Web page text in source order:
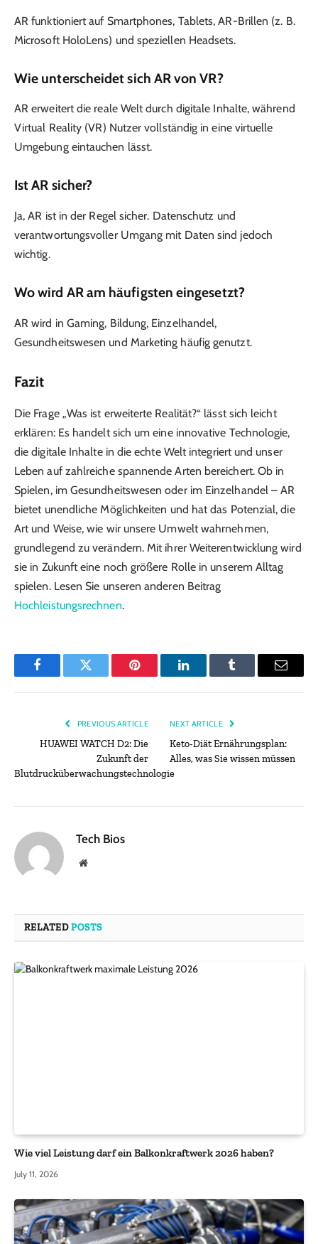
AR funktioniert auf Smartphones, Tablets, AR-Brillen (z. B.
Microsoft HoloLens) und speziellen Headsets.
Wie unterscheidet sich AR von VR?
AR erweitert die reale Welt durch digitale Inhalte, während
Virtual Reality (VR) Nutzer vollständig in eine virtuelle
Umgebung eintauchen lässt.
Ist AR sicher?
Ja, AR ist in der Regel sicher. Datenschutz und
verantwortungsvoller Umgang mit Daten sind jedoch
wichtig.
Wo wird AR am häufigsten eingesetzt?
AR wird in Gaming, Bildung, Einzelhandel,
Gesundheitswesen und Marketing häufig genutzt.
Fazit
Die Frage „Was ist erweiterte Realität?“ lässt sich leicht
erklären: Es handelt sich um eine innovative Technologie,
die digitale Inhalte in die echte Welt integriert und unser
Leben auf zahlreiche spannende Arten bereichert. Ob in
Spielen, im Gesundheitswesen oder im Einzelhandel – AR
bietet unendliche Möglichkeiten und hat das Potenzial, die
Art und Weise, wie wir unsere Umwelt wahrnehmen,
grundlegend zu verändern. Mit ihrer Weiterentwicklung wird
sie in Zukunft eine noch größere Rolle in unserem Alltag
spielen. Lesen Sie unseren anderen Beitrag
Hochleistungsrechnen.
FacebookTwitter Pinterest LinkedInTumblr Email
PREVIOUS ARTICLE
HUAWEI WATCH D2: Die
Zukunft der
Blutdrucküberwachungstechnologie
NEXT ARTICLE
Keto-Diät Ernährungsplan:
Alles, was Sie wissen müssen
Tech Bios
Website
RELATEDPOSTS
Wie viel Leistung darf ein Balkonkraftwerk 2026 haben?
July 11, 2026